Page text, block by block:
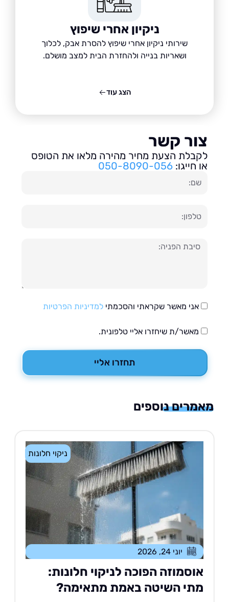
ניקיון אחרי שיפוץ
שירותי ניקיון אחרי שיפוץ להסרת אבק, לכלוך
ושאריות בנייה ולהחזרת הבית למצב מושלם.
קשר
הצעת מחיר מהירה מלאו את הטופס
חייגו:050-8090-056
אני מאשר שקראתי והסכמתילמדיניות הפרטיות
מאשר/ת שיחזרו אליי טלפונית.
תחזרו אליי
נוספים
ניקוי חלונות
יוני 24, 2026
הפוכה לניקוי חלונות:
השיטה באמת מתאימה?